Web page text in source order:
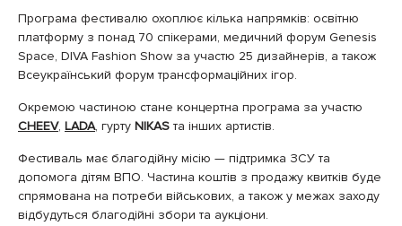
Програма фестивалю охоплює кілька напрямків: освітню
платформу з понад 70 спікерами, медичний форум Genesis
Space, DIVA Fashion Show за участю 25 дизайнерів, а також
Всеукраїнський форум трансформаційних ігор.
Окремою частиною стане концертна програма за участю
CHEEV, LADA, гурту NIKAS та інших артистів.
Фестиваль має благодійну місію — підтримка ЗСУ та
допомога дітям ВПО. Частина коштів з продажу квитків буде
спрямована на потреби військових, а також у межах заходу
відбудуться благодійні збори та аукціони.